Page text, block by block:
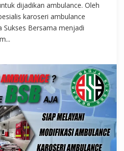
dijadikan ambulance. Oleh
karoseri ambulance
Sukses Bersama menjadi